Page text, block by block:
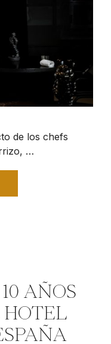
de los chefs
…
AÑOS
HOTEL